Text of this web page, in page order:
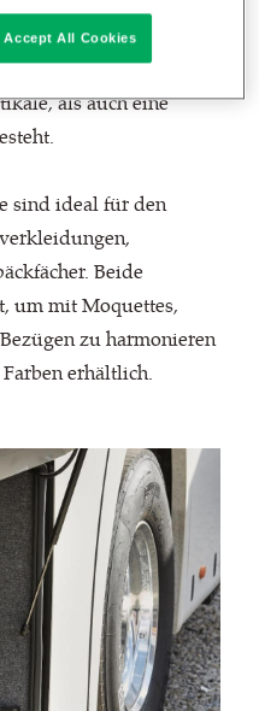
auchPremier Trim
Ausrüstung
als auch eine
sind ideal für den
Beide
um mit Moquettes,
zu harmonieren
erhältlich.
Accept All Cookies